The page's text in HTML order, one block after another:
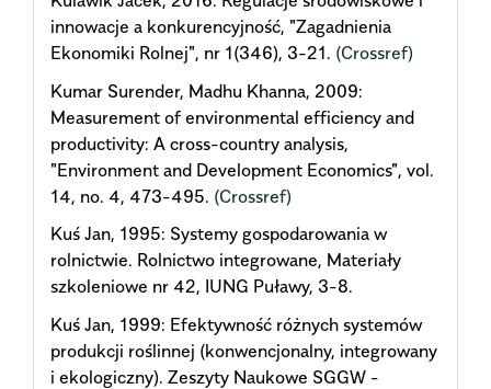
innowacje a konkurencyjność, "Zagadnienia
Ekonomiki Rolnej", nr 1(346), 3-21. (Crossref)
Kumar Surender, Madhu Khanna, 2009:
Measurement of environmental efficiency and
productivity: A cross-country analysis,
"Environment and Development Economics", vol.
14, no. 4, 473-495. (Crossref)
Kuś Jan, 1995: Systemy gospodarowania w
rolnictwie. Rolnictwo integrowane, Materiały
szkoleniowe nr 42, IUNG Puławy, 3-8.
Kuś Jan, 1999: Efektywność różnych systemów
produkcji roślinnej (konwencjonalny, integrowany
i ekologiczny). Zeszyty Naukowe SGGW -